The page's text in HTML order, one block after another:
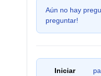
Aún no hay
preguntar!
Iniciar